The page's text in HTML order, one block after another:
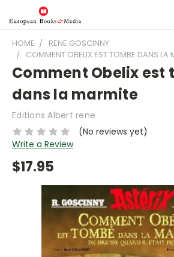
HOME
RENE GOSCINNY
COMMENT OBELIX EST TOMBE DANS LA
Comment Obelix est
dans la marmite
Editions Albert rene
(No reviews yet)
Write a Review
$17.95